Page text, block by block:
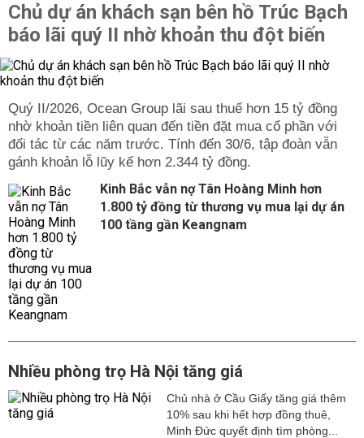
Chủ dự án khách sạn bên hồ Trúc Bạch
báo lãi quý II nhờ khoản thu đột biến
Quý II/2026, Ocean Group lãi sau thuế hơn 15 tỷ đồng
nhờ khoản tiền liên quan đến tiền đặt mua cổ phần với
đối tác từ các năm trước. Tính đến 30/6, tập đoàn vẫn
gánh khoản lỗ lũy kế hơn 2.344 tỷ đồng.
Kinh Bắc vẫn nợ Tân Hoàng Minh hơn
1.800 tỷ đồng từ thương vụ mua lại dự án
100 tầng gần Keangnam
Nhiều phòng trọ Hà Nội tăng giá
Chủ nhà ở Cầu Giấy tăng giá thêm
10% sau khi hết hợp đồng thuê,
Minh Đức quyết định tìm phòng...